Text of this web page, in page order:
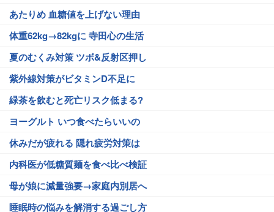
あたりめ 血糖値を上げない理由
体重62kg→82kgに 寺田心の生活
夏のむくみ対策 ツボ&反射区押し
紫外線対策がビタミンD不足に
緑茶を飲むと死亡リスク低まる?
ヨーグルト いつ食べたらいいの
休みだが疲れる 隠れ疲労対策は
内科医が低糖質麺を食べ比べ検証
母が娘に減量強要→家庭内別居へ
睡眠時の悩みを解消する過ごし方